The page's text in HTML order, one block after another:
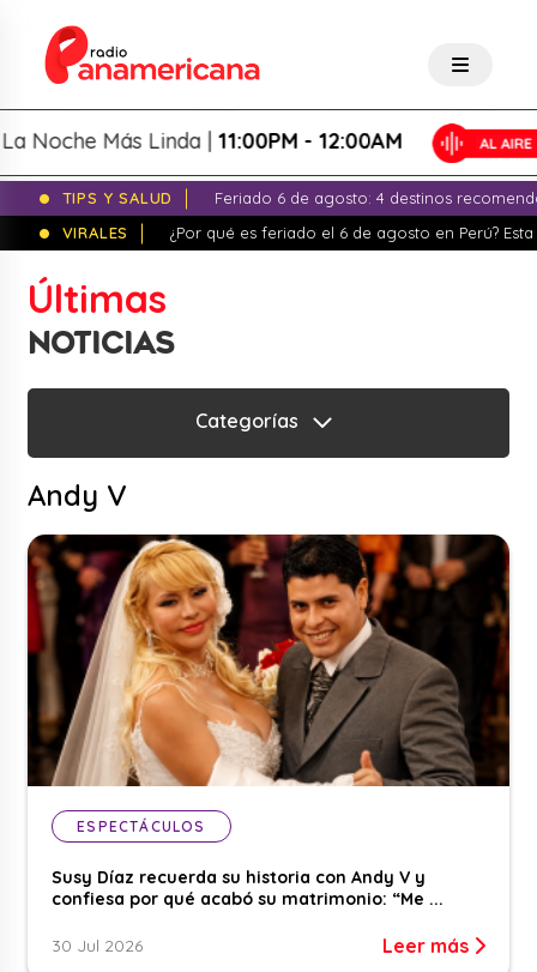
Noche Más Linda |11:00PM - 12:00AM
TIPS Y SALUD
Feriado 6 de agosto: 4 destinos
VIRALES
¿Por qué es feriado el 6 de agosto en Perú?
Últimas
NOTICIAS
Categorías
Andy V
ESPECTÁCULOS
Susy Díaz recuerda su historia con Andy V y
confiesa por qué acabó su matrimonio: “Me ...
30 Jul 2026 Leer más